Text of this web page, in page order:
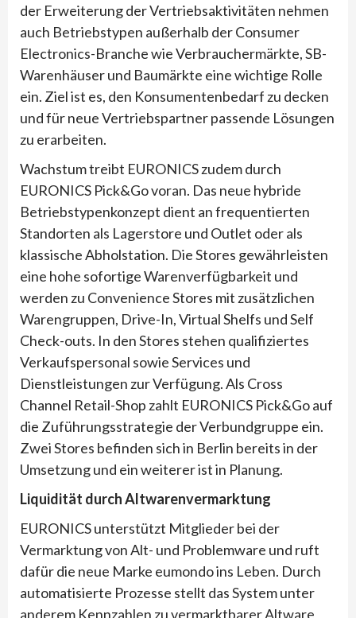
der Erweiterung der Vertriebsaktivitäten nehmen
auch Betriebstypen außerhalb der Consumer
Electronics-Branche wie Verbrauchermärkte, SB-
Warenhäuser und Baumärkte eine wichtige Rolle
ein. Ziel ist es, den Konsumentenbedarf zu decken
und für neue Vertriebspartner passende Lösungen
zu erarbeiten.
Wachstum treibt EURONICS zudem durch
EURONICS Pick&Go voran. Das neue hybride
Betriebstypenkonzept dient an frequentierten
Standorten als Lagerstore und Outlet oder als
klassische Abholstation. Die Stores gewährleisten
eine hohe sofortige Warenverfügbarkeit und
werden zu Convenience Stores mit zusätzlichen
Warengruppen, Drive-In, Virtual Shelfs und Self
Check-outs. In den Stores stehen qualifiziertes
Verkaufspersonal sowie Services und
Dienstleistungen zur Verfügung. Als Cross
Channel Retail-Shop zahlt EURONICS Pick&Go auf
die Zuführungsstrategie der Verbundgruppe ein.
Zwei Stores befinden sich in Berlin bereits in der
Umsetzung und ein weiterer ist in Planung.
Liquidität durch Altwarenvermarktung
EURONICS unterstützt Mitglieder bei der
Vermarktung von Alt- und Problemware und ruft
dafür die neue Marke eumondo ins Leben. Durch
automatisierte Prozesse stellt das System unter
anderem Kennzahlen zu vermarktbarer Altware